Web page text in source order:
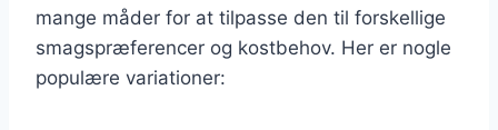
mange måder for at tilpasse den til forskellige
smagspræferencer og kostbehov. Her er nogle
populære variationer: